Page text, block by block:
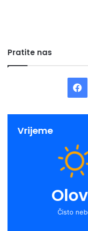
Pratite nas
Vrijeme
Čisto